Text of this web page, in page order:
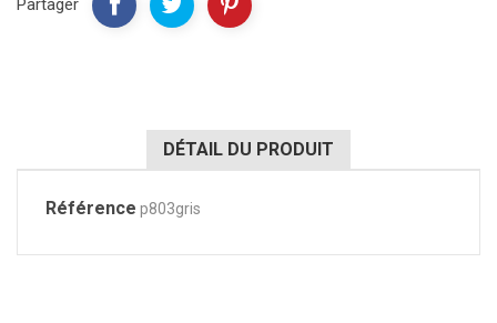
Partager
DÉTAIL DU PRODUIT
Référence p803gris